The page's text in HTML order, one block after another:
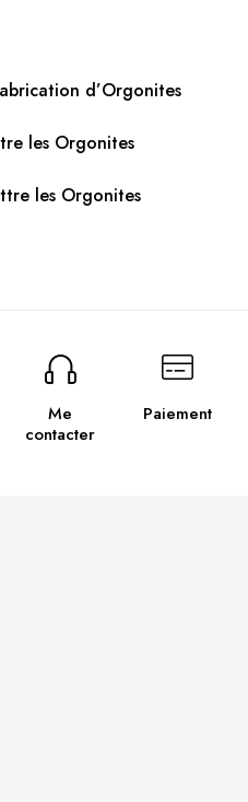
d’Orgonites
les Orgonites
les Orgonites
Me
contacter
Paiement